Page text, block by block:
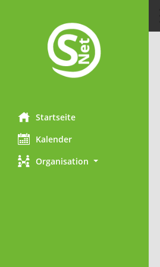
Startseite
Kalender
Organisation